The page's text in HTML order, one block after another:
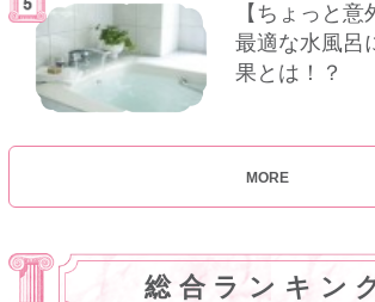
【ちょっと
最適な水風呂
果とは！？
MORE
総合ランキン